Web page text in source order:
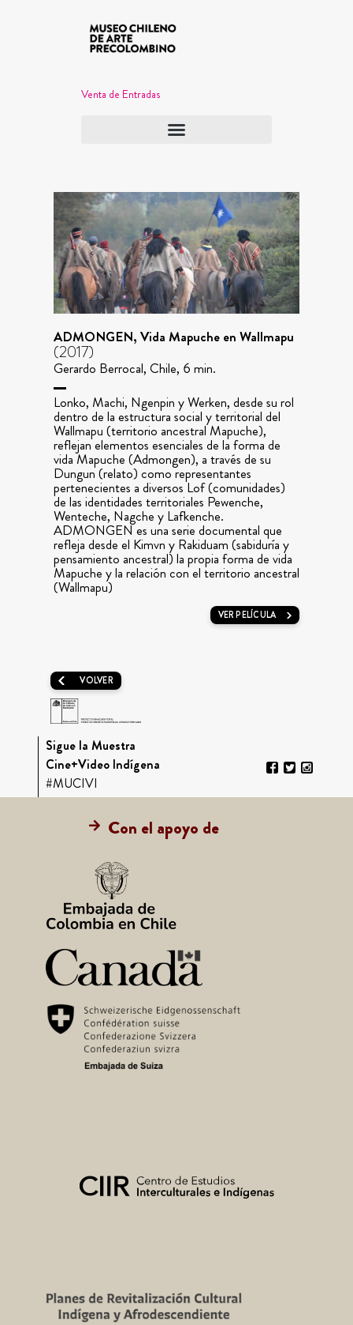
Venta de Entradas
ADMONGEN, Vida Mapuche en Wallmapu
(2017)
Gerardo Berrocal, Chile, 6 min.
Lonko, Machi, Ngenpin y Werken, desde su rol
dentro de la estructura social y territorial del
Wallmapu (territorio ancestral Mapuche),
reflejan elementos esenciales de la forma de
vida Mapuche (Admongen), a través de su
Dungun (relato) como representantes
pertenecientes a diversos Lof (comunidades)
de las identidades territoriales Pewenche,
Wenteche, Nagche y Lafkenche.
ADMONGEN es una serie documental que
refleja desde el Kimvn y Rakiduam (sabiduría y
pensamiento ancestral) la propia forma de vida
Mapuche y la relación con el territorio ancestral
(Wallmapu)
VER PELÍCULA
VOLVER
Sigue la Muestra
Cine+Video Indígena
#MUCIVI
Con el apoyo de